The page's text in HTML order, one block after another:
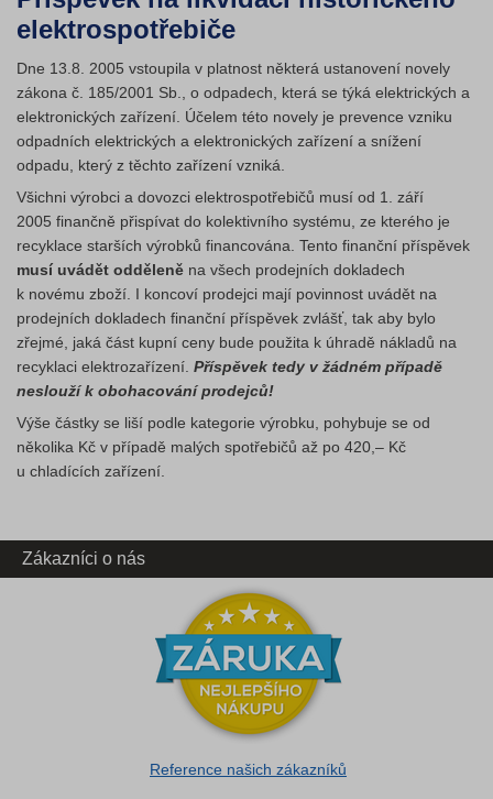
elektrospotřebiče
Dne 13.8. 2005 vstoupila v platnost některá ustanovení novely
zákona č. 185/2001 Sb., o odpadech, která se týká elektrických a
elektronických zařízení. Účelem této novely je prevence vzniku
odpadních elektrických a elektronických zařízení a snížení
odpadu, který z těchto zařízení vzniká.
Všichni výrobci a dovozci elektrospotřebičů musí od 1. září
2005 finančně přispívat do kolektivního systému, ze kterého je
recyklace starších výrobků financována. Tento finanční příspěvek
musí uvádět odděleně na všech prodejních dokladech
k novému zboží. I koncoví prodejci mají povinnost uvádět na
prodejních dokladech finanční příspěvek zvlášť, tak aby bylo
zřejmé, jaká část kupní ceny bude použita k úhradě nákladů na
recyklaci elektrozařízení. Příspěvek tedy v žádném případě
neslouží k obohacování prodejců!
Výše částky se liší podle kategorie výrobku, pohybuje se od
několika Kč v případě malých spotřebičů až po 420,– Kč
u chladících zařízení.
Zákazníci o nás
Reference našich zákazníků